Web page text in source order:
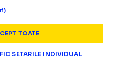
TOATE
SETARILE INDIVIDUAL